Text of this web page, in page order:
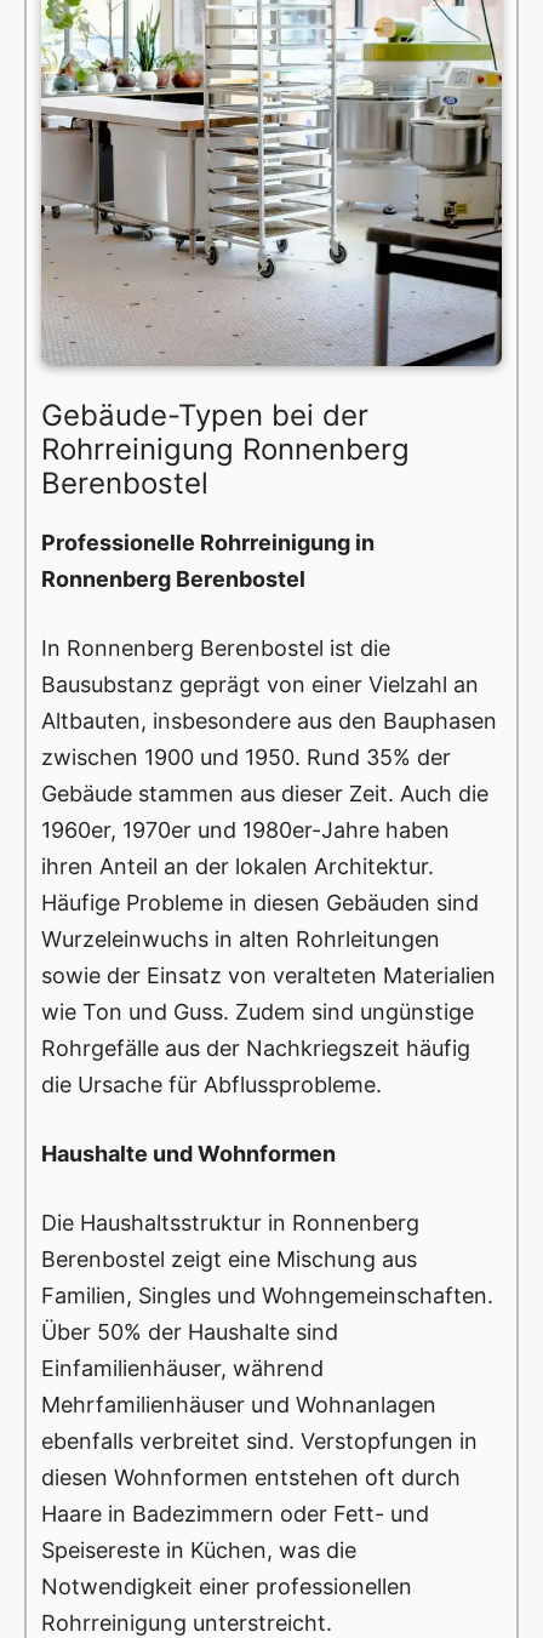
Gebäude-Typen bei der
Rohrreinigung Ronnenberg
Berenbostel
Professionelle Rohrreinigung in
Ronnenberg Berenbostel
In Ronnenberg Berenbostel ist die
Bausubstanz geprägt von einer Vielzahl an
Altbauten, insbesondere aus den Bauphasen
zwischen 1900 und 1950. Rund 35% der
Gebäude stammen aus dieser Zeit. Auch die
1960er, 1970er und 1980er-Jahre haben
ihren Anteil an der lokalen Architektur.
Häufige Probleme in diesen Gebäuden sind
Wurzeleinwuchs in alten Rohrleitungen
sowie der Einsatz von veralteten Materialien
wie Ton und Guss. Zudem sind ungünstige
Rohrgefälle aus der Nachkriegszeit häufig
die Ursache für Abflussprobleme.
Haushalte und Wohnformen
Die Haushaltsstruktur in Ronnenberg
Berenbostel zeigt eine Mischung aus
Familien, Singles und Wohngemeinschaften.
Über 50% der Haushalte sind
Einfamilienhäuser, während
Mehrfamilienhäuser und Wohnanlagen
ebenfalls verbreitet sind. Verstopfungen in
diesen Wohnformen entstehen oft durch
Haare in Badezimmern oder Fett- und
Speisereste in Küchen, was die
Notwendigkeit einer professionellen
Rohrreinigung unterstreicht.